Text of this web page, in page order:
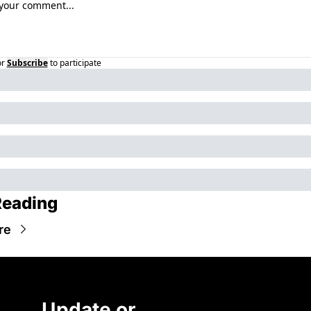
Subscribe to participate